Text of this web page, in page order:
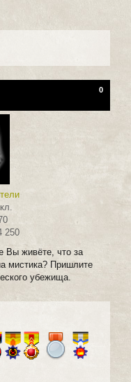
0
250
Вы живёте, что за
мистика? Пришлите
убежища.